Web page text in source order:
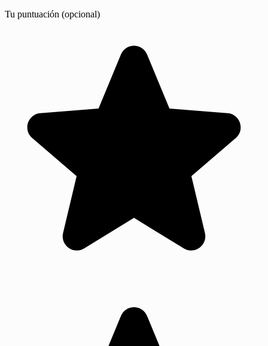
Tu puntuación (opcional)